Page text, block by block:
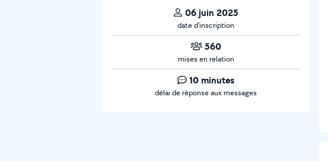
06 juin 2025
date d’inscription
560
mises en relation
10 minutes
délai de réponse aux messages